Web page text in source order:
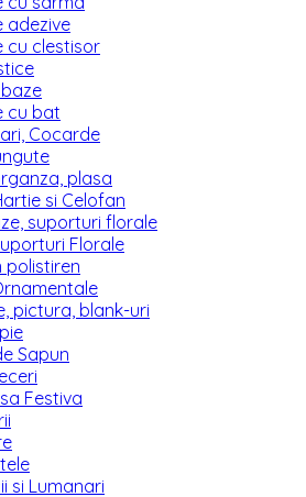
adezive
cu clestisor
cu bat
Cocarde
plasa
si Celofan
suporturi florale
Florale
polistiren
pictura, blank-uri
Sapun
Festiva
si Lumanari